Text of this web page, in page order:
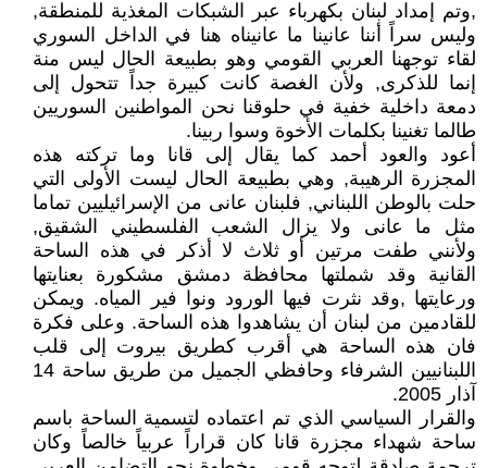
,وتم إمداد لبنان بكهرباء عبر الشبكات المغذية للمنطقة,
وليس سراً أننا عانينا ما عانيناه هنا في الداخل السوري
لقاء توجهنا العربي القومي وهو بطبيعة الحال ليس منة
إنما للذكرى, ولأن الغصة كانت كبيرة جداً تتحول إلى
دمعة داخلية خفية في حلوقنا نحن المواطنين السوريين
طالما تغنينا بكلمات الأخوة وسوا ربينا.
أعود والعود أحمد كما يقال إلى قانا وما تركته هذه
المجزرة الرهيبة, وهي بطبيعة الحال ليست الأولى التي
حلت بالوطن اللبناني, فلبنان عانى من الإسرائيليين تماما
مثل ما عانى ولا يزال الشعب الفلسطيني الشقيق,
ولأنني طفت مرتين أو ثلاث لا أذكر في هذه الساحة
القانية وقد شملتها محافظة دمشق مشكورة بعنايتها
ورعايتها ,وقد نثرت فيها الورود ونوا فير المياه. ويمكن
للقادمين من لبنان أن يشاهدوا هذه الساحة. وعلى فكرة
فان هذه الساحة هي أقرب كطريق بيروت إلى قلب
اللبنانيين الشرفاء وحافظي الجميل من طريق ساحة 14
آذار 2005.
والقرار السياسي الذي تم اعتماده لتسمية الساحة باسم
ساحة شهداء مجزرة قانا كان قراراً عربياً خالصاً وكان